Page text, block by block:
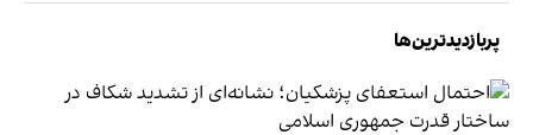
پربازدیدترین‌ها